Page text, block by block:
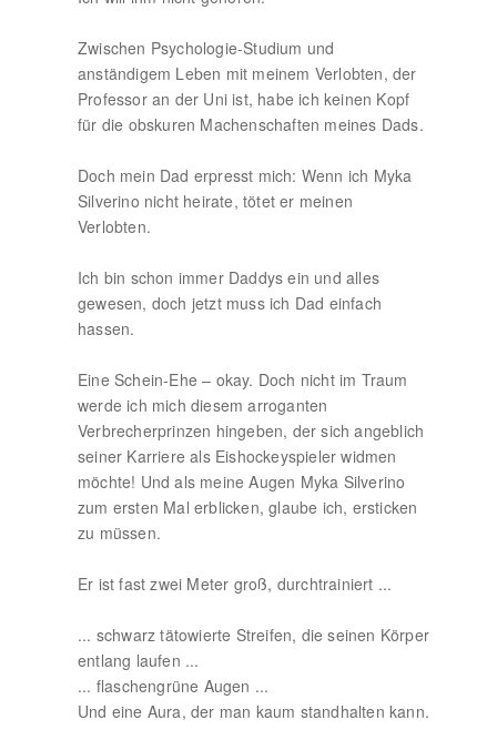
Zwischen Psychologie-Studium und
anständigem Leben mit meinem Verlobten, der
Professor an der Uni ist, habe ich keinen Kopf
für die obskuren Machenschaften meines Dads.
Doch mein Dad erpresst mich: Wenn ich Myka
Silverino nicht heirate, tötet er meinen
Verlobten.
Ich bin schon immer Daddys ein und alles
gewesen, doch jetzt muss ich Dad einfach
hassen.
Eine Schein-Ehe – okay. Doch nicht im Traum
werde ich mich diesem arroganten
Verbrecherprinzen hingeben, der sich angeblich
seiner Karriere als Eishockeyspieler widmen
möchte! Und als meine Augen Myka Silverino
zum ersten Mal erblicken, glaube ich, ersticken
zu müssen.
Er ist fast zwei Meter groß, durchtrainiert ...
... schwarz tätowierte Streifen, die seinen Körper
entlang laufen ...
... flaschengrüne Augen ...
Und eine Aura, der man kaum standhalten kann.